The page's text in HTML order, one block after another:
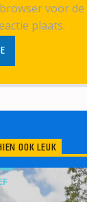
voor
plaats.
OOK LEUK